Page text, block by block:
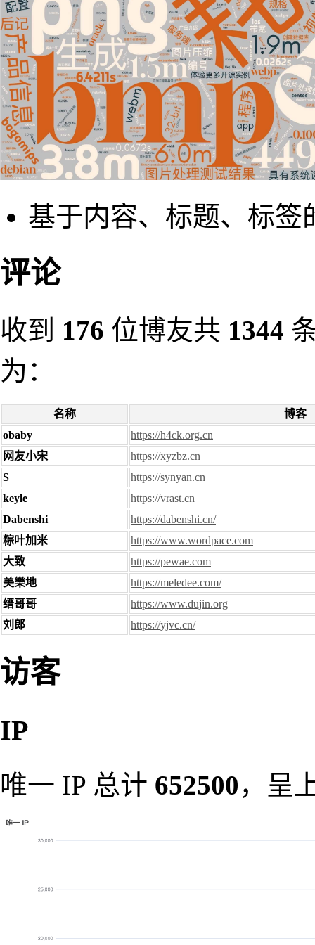
基于内容、标题、标签
评论
收到 176 位博友共 1344
为：
名称
博客
obaby
https://h4ck.org.cn
网友小宋
https://xyzbz.cn
S
https://synyan.cn
keyle
https://vrast.cn
Dabenshi
https://dabenshi.cn/
粽叶加米
https://www.wordpace.com
大致
https://pewae.com
美樂地
https://meledee.com/
缙哥哥
https://www.dujin.org
刘郎
https://yjvc.cn/
访客
IP
唯一 IP 总计 652500，呈